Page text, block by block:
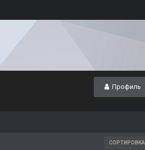
Профиль
СОРТИРОВКА